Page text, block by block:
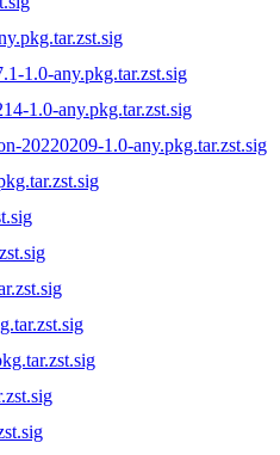
1.0-any.pkg.tar.zst.sig
1.0-any.pkg.tar.zst.sig
20220209-1.0-any.pkg.tar.zst.sig